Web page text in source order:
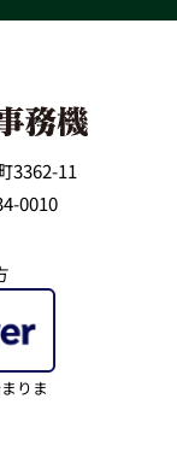
3362-11
0010
りま